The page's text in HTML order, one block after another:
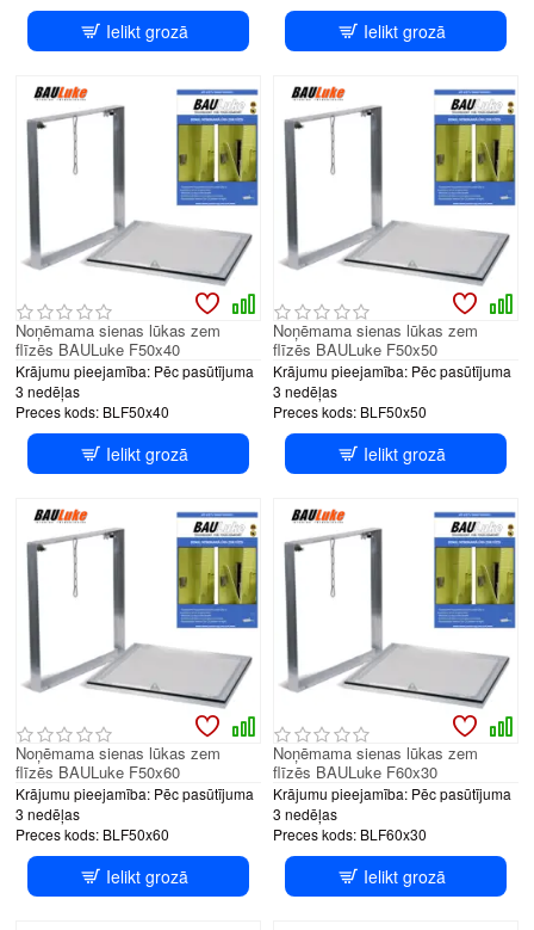
Ielikt grozā Ielikt grozā
Krājumu pieejamība: Pēc pasūtījuma
3 nedēļas
Preces kods: BLF50x40
Noņēmama sienas lūkas zem
flīzēs BAULuke F50x40
Ielikt grozā
Krājumu pieejamība: Pēc pasūtījuma
3 nedēļas
Preces kods: BLF50x50
Noņēmama sienas lūkas zem
flīzēs BAULuke F50x50
Ielikt grozā
Krājumu pieejamība: Pēc pasūtījuma
3 nedēļas
Preces kods: BLF50x60
Noņēmama sienas lūkas zem
flīzēs BAULuke F50x60
Ielikt grozā
Krājumu pieejamība: Pēc pasūtījuma
3 nedēļas
Preces kods: BLF60x30
Noņēmama sienas lūkas zem
flīzēs BAULuke F60x30
Ielikt grozā